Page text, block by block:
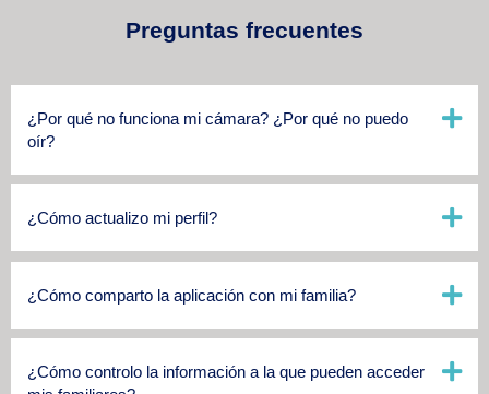
Preguntas frecuentes
¿Por qué no funciona mi cámara? ¿Por qué no puedo
oír?
¿Cómo actualizo mi perfil?
¿Cómo comparto la aplicación con mi familia?
¿Cómo controlo la información a la que pueden acceder